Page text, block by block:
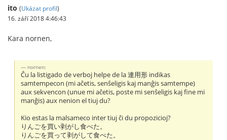
ito (Ukázat profil)
16. září 2018 4:46:43
Kara nornen,
nornen:
Ĉu la listigado de verboj helpe de la 連用形 indikas
samtempecon (mi aĉetis, senŝeligis kaj manĝis samtempe)
aux sekvencon (unue mi aĉetis, poste mi senŝeligis kaj fine mi
manĝis) aux nenion el tiuj du?
Kio estas la malsameco inter tiuj ĉi du propozicioj?
りんごを買い剥がし食べた。
りんごを買って剥がして食べた。